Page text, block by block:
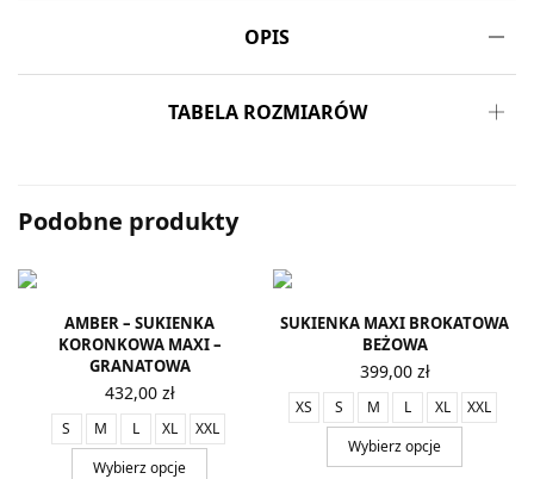
OPIS
TABELA ROZMIARÓW
Podobne produkty
AMBER – SUKIENKA
KORONKOWA MAXI –
GRANATOWA
432,00 zł
S M L XL
XXL
Wybierz opcje
SUKIENKA MAXI BROKATOWA
BEŻOWA
399,00 zł
XS S M L XL
XXL
Wybierz opcje